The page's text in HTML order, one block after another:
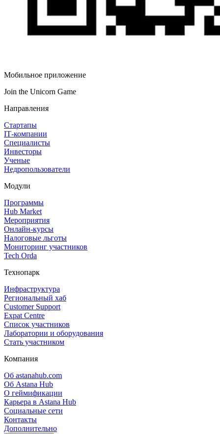
Мобильное приложение
Join the Unicorn Game
Направления
Стартапы
IT‑компании
Специалисты
Инвесторы
Ученые
Недропользователи
Модули
Программы
Hub Market
Мероприятия
Онлайн‑курсы
Налоговые льготы
Мониторинг участников
Tech Orda
Технопарк
Инфраструктура
Региональный хаб
Customer Support
Expat Centre
Список участников
Лаборатории и оборудования
Стать участником
Компания
Об astanahub.com
Об Astana Hub
О геймификации
Карьера в Astana Hub
Социальные сети
Контакты
Дополнительно